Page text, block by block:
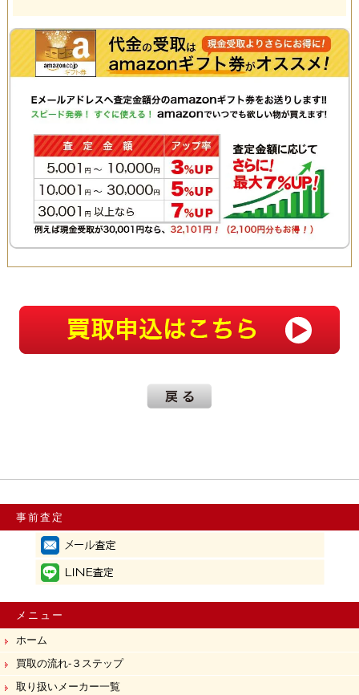
事前査定
メニュー
ホーム
買取の流れ-３ステップ
取り扱いメーカー一覧